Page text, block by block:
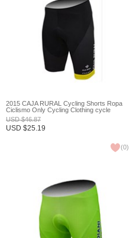
2015 CAJA RURAL Cycling Shorts Ropa
Ciclismo Only Cycling Clothing cycle
jerseys Ciclismo bicicletas maillot ciclismo
XXS
USD$46.87
USD $25.19
(0)